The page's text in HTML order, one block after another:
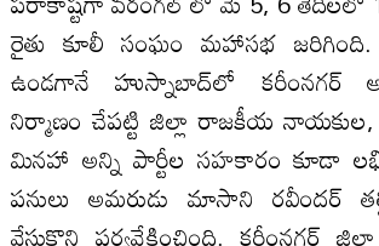
రైతు కూలీ సంఘం మహాసభ
ఉండగానే హుస్నాబాద్‌లో కరీంనగర్‌
నిర్మాణం చేపట్టి జిల్లా రాజకీయ నాయకుల,
మినహా అన్ని పార్టీల సహకారం కూడా
పనులు అమరుడు మాసాని రవీందర్‌
వేసుకొని పర్యవేక్షించింది. కరీంనగర్‌